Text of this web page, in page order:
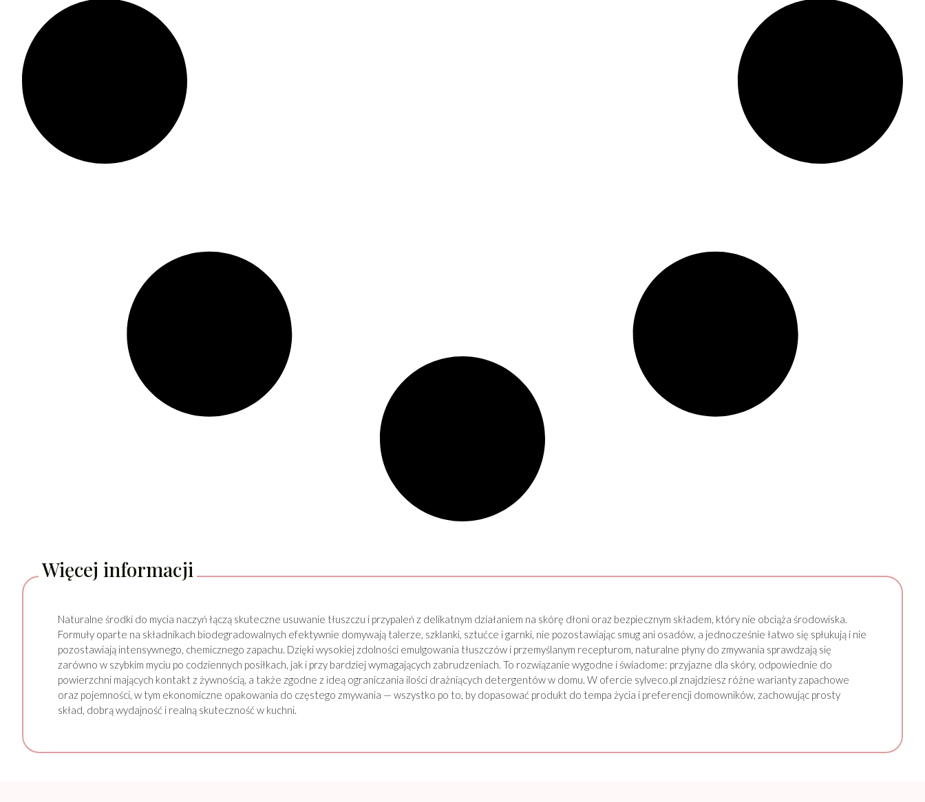
Więcej informacji
Naturalne środki do mycia naczyń łączą skuteczne usuwanie tłuszczu i przypaleń z delikatnym działaniem na skórę dłoni oraz bezpiecznym składem, który nie obciąża środowiska.
Formuły oparte na składnikach biodegradowalnych efektywnie domywają talerze, szklanki, sztućce i garnki, nie pozostawiając smug ani osadów, a jednocześnie łatwo się spłukują i nie
pozostawiają intensywnego, chemicznego zapachu. Dzięki wysokiej zdolności emulgowania tłuszczów i przemyślanym recepturom, naturalne płyny do zmywania sprawdzają się
zarówno w szybkim myciu po codziennych posiłkach, jak i przy bardziej wymagających zabrudzeniach. To rozwiązanie wygodne i świadome: przyjazne dla skóry, odpowiednie do
powierzchni mających kontakt z żywnością, a także zgodne z ideą ograniczania ilości drażniących detergentów w domu. W ofercie sylveco.pl znajdziesz różne warianty zapachowe
oraz pojemności, w tym ekonomiczne opakowania do częstego zmywania — wszystko po to, by dopasować produkt do tempa życia i preferencji domowników, zachowując prosty
skład, dobrą wydajność i realną skuteczność w kuchni.